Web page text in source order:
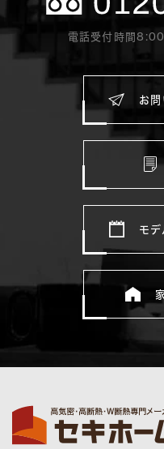
電話受付時間
お
モ